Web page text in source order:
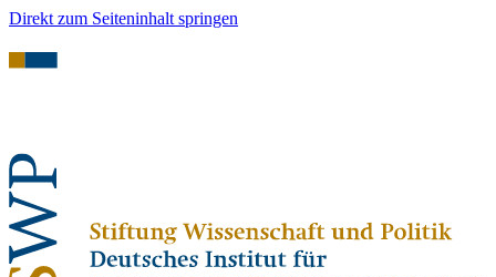
Direkt zum Seiteninhalt springen